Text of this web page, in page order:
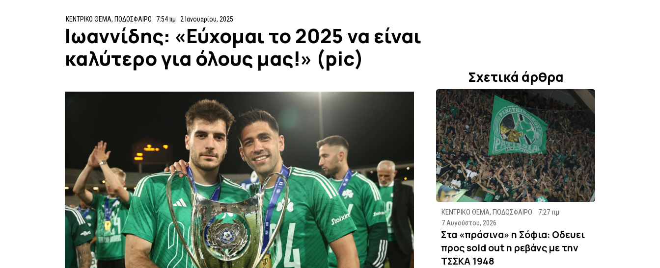
ΚΕΝΤΡΙΚΟ ΘΕΜΑ, ΠΟΔΟΣΦΑΙΡΟ 7:54 πμ 2 Ιανουαρίου, 2025
Ιωαννίδης: «Εύχομαι το 2025 να είναι
καλύτερο για όλους μας!» (pic)
Σχετικά άρθρα
ΚΕΝΤΡΙΚΟ ΘΕΜΑ, ΠΟΔΟΣΦΑΙΡΟ
7:27 πμ
7 Αυγούστου, 2026
Στα «πράσινα» η Σόφια: Οδευει
προς sold out η ρεβάνς με την
ΤΣΣΚΑ 1948